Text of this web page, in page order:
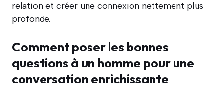
relation et créer une connexion nettement plus
profonde.
Comment poser les bonnes
questions à un homme pour une
conversation enrichissante